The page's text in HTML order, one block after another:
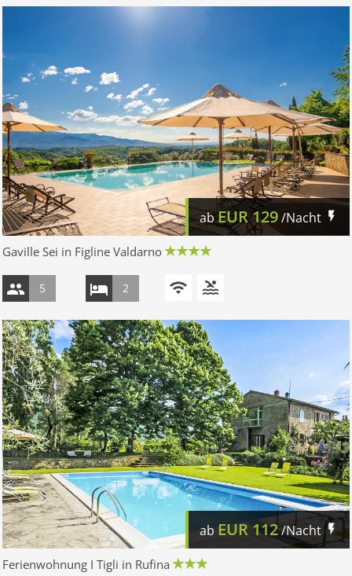
abEUR129/Nacht
Gaville Sei in Figline Valdarno
5 2
abEUR 112/Nacht
Ferienwohnung I Tigli in Rufina